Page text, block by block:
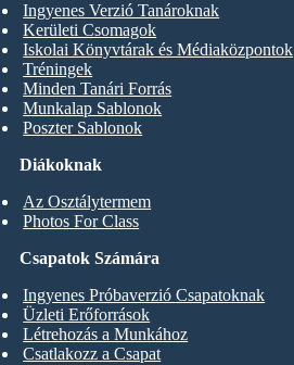
Diákoknak
Az Osztálytermem
Photos For Class
Ingyenes Verzió Tanároknak
Kerületi Csomagok
Iskolai Könyvtárak és Médiaközpontok
Tréningek
Minden Tanári Forrás
Munkalap Sablonok
Poszter Sablonok
Csapatok Számára
Ingyenes Próbaverzió Csapatoknak
Üzleti Erőforrások
Létrehozás a Munkához
Csatlakozz a Csapat